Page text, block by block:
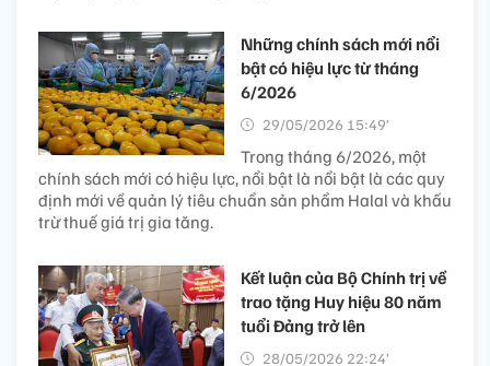
Những chính sách mới nổi
bật có hiệu lực từ tháng
6/2026
29/05/2026 15:49’
Trong tháng 6/2026, một
chính sách mới có hiệu lực, nổi bật là nổi bật là các quy
định mới về quản lý tiêu chuẩn sản phẩm Halal và khấu
trừ thuế giá trị gia tăng.
Kết luận của Bộ Chính trị về
trao tặng Huy hiệu 80 năm
tuổi Đảng trở lên
28/05/2026 22:24’